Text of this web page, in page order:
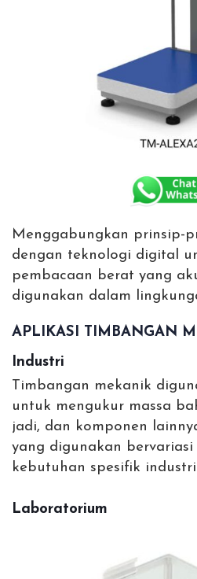
Menggabungkan prinsip-
dengan teknologi digital
pembacaan berat yang
digunakan dalam
APLIKASI TIMBANGAN
Industri
Timbangan mekanik
untuk mengukur massa
jadi, dan komponen
yang digunakan bervariasi
kebutuhan spesifik
Laboratorium